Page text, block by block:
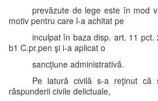
prevăzute de lege este în mod
motiv pentru care l-a achitat pe
inculpat în baza disp. art. 11
b1 C.pr.pen şi i-a aplicat o
sancţiune administrativă.
Pe latură civilă s-a reţinut că
răspunderii civile delictuale,